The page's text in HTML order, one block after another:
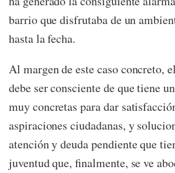
barrio que disfrutaba de un
hasta la fecha.
Al margen de este caso concreto,
debe ser consciente de que tiene
muy concretas para dar
aspiraciones ciudadanas, y
atención y deuda pendiente que
juventud que, finalmente, se ve